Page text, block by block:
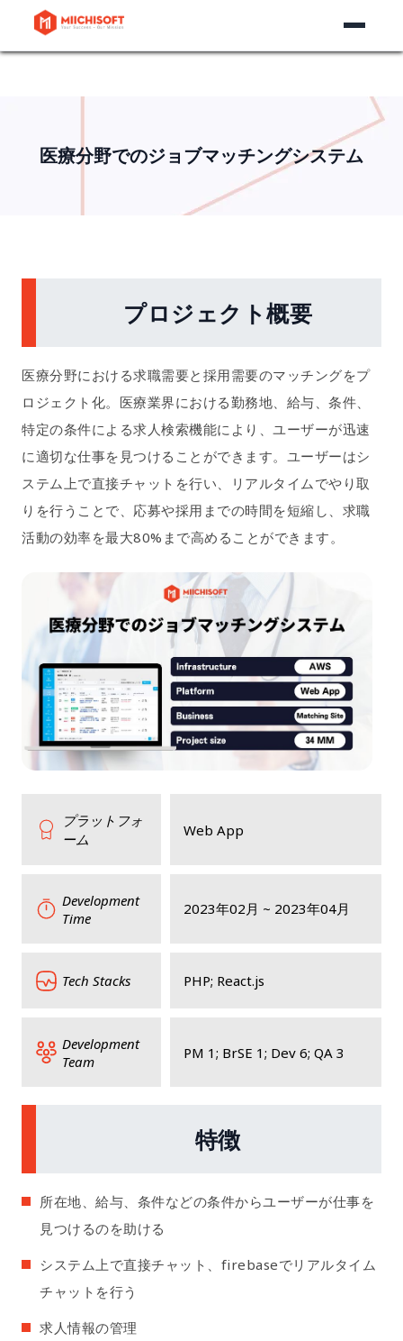
医療分野でのジョブマッチングシステム
プロジェクト概要
医療分野における求職需要と採用需要のマッチングをプ
ロジェクト化。医療業界における勤務地、給与、条件、
特定の条件による求人検索機能により、ユーザーが迅速
に適切な仕事を見つけることができます。ユーザーはシ
ステム上で直接チャットを行い、リアルタイムでやり取
りを行うことで、応募や採用までの時間を短縮し、求職
活動の効率を最大80%まで高めることができます。
プラットフォ
ーム
Web App
Development
Time
2023年02月 ~ 2023年04月
Tech Stacks PHP; React.js
Development
Team
PM 1; BrSE 1; Dev 6; QA 3
特徴
所在地、給与、条件などの条件からユーザーが仕事を
見つけるのを助ける
システム上で直接チャット、firebaseでリアルタイム
チャットを行う
求人情報の管理